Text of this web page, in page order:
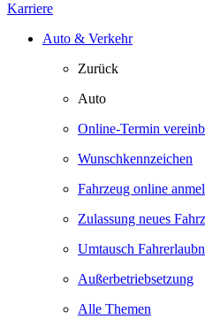
Karriere
Auto & Verkehr
Zurück
Auto
Online-Termin
Wunschkennzeichen
Fahrzeug online
Zulassung neues
Umtausch
Außerbetriebsetzung
Alle Themen